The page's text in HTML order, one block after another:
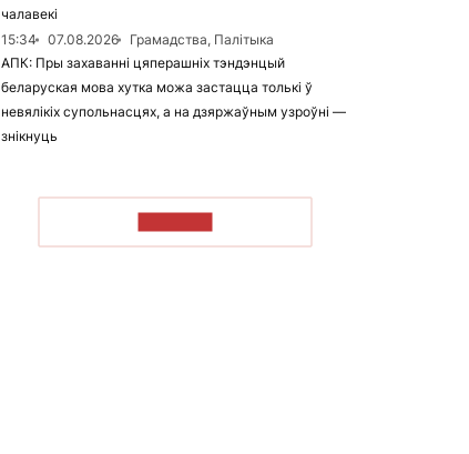
чалавекі
15:34
07.08.2026
Грамадства, Палітыка
АПК: Пры захаванні цяперашніх тэндэнцый
беларуская мова хутка можа застацца толькі ў
невялікіх супольнасцях, а на дзяржаўным узроўні —
знікнуць